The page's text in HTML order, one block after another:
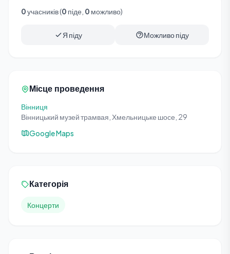
0учасників (0 піде, 0 можливо)
Я піду Можливо піду
Місце проведення
Вінниця
Вінницький музей трамвая, Хмельницьке шосе, 29
Google Maps
Категорія
Концерти